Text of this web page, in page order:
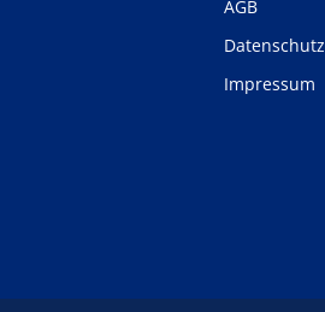
AGB
Datenschutz
Impressum